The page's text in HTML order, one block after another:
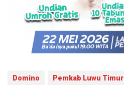
Domino Pemkab Luwu Timur